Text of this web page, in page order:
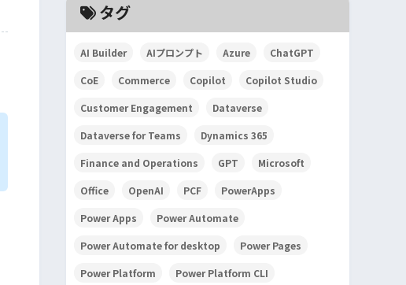
タグ
AI Builder AIプロンプト Azure ChatGPT
CoE Commerce Copilot Copilot Studio
Customer Engagement Dataverse
Dataverse for Teams Dynamics 365
Finance and Operations GPT Microsoft
Office OpenAI PCF PowerApps
Power Apps Power Automate
Power Automate for desktop Power Pages
Power Platform Power Platform CLI